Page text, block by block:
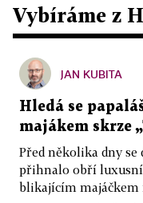
Vybíráme z
JAN KUBITA
Hledá se
majákem skrze
Před několika dny
přihnalo obří luxusní
blikajícím majáčkem